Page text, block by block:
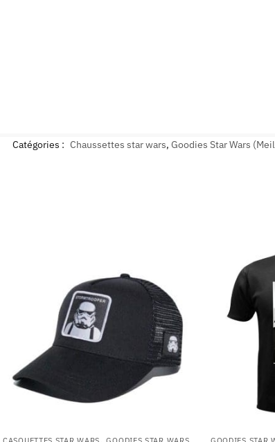
Catégories : Chaussettes star wars, Goodies Star Wars
,